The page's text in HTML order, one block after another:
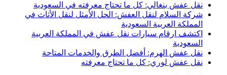
نقل عفش بنغالي: كل ما تحتاج معرفته في السعودية
شركة السلام لنقل العفش: الحل الأمثل لنقل الأثاث في
المملكة العربية السعودية
اكتشف ارقام سيارات نقل عفش في المملكة العربية
السعودية
نقل عفش الهرم: أفضل الطرق والخدمات المتاحة
نقل عفش لوري: كل ما تحتاج معرفته